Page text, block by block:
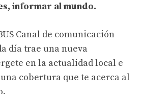
informar al mundo.
Canal de comunicación
día trae una nueva
en la actualidad local e
cobertura que te acerca al